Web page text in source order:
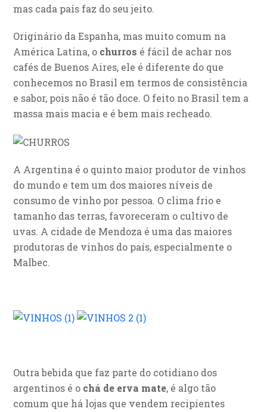
mas cada país faz do seu jeito.
Originário da Espanha, mas muito comum na
América Latina, o churros é fácil de achar nos
cafés de Buenos Aires, ele é diferente do que
conhecemos no Brasil em termos de consistência
e sabor, pois não é tão doce. O feito no Brasil tem a
massa mais macia e é bem mais recheado.
A Argentina é o quinto maior produtor de vinhos
do mundo e tem um dos maiores níveis de
consumo de vinho por pessoa. O clima frio e
tamanho das terras, favoreceram o cultivo de
uvas. A cidade de Mendoza é uma das maiores
produtoras de vinhos do país, especialmente o
Malbec.
Outra bebida que faz parte do cotidiano dos
argentinos é o chá de erva mate, é algo tão
comum que há lojas que vendem recipientes